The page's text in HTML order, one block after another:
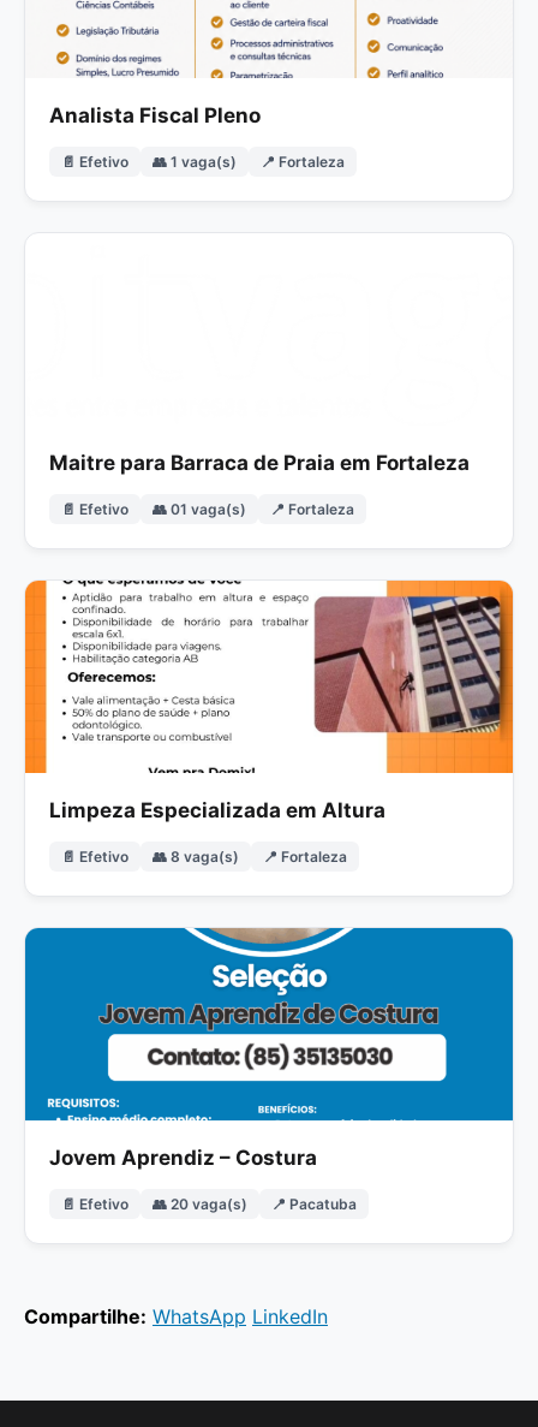
Analista Fiscal Pleno
📄 Efetivo 👥 1 vaga(s) 📍 Fortaleza
Maitre para Barraca de Praia em Fortaleza
📄 Efetivo 👥 01 vaga(s) 📍 Fortaleza
Limpeza Especializada em Altura
📄 Efetivo 👥 8 vaga(s) 📍 Fortaleza
Jovem Aprendiz – Costura
📄 Efetivo 👥 20 vaga(s) 📍 Pacatuba
Compartilhe: WhatsApp LinkedIn